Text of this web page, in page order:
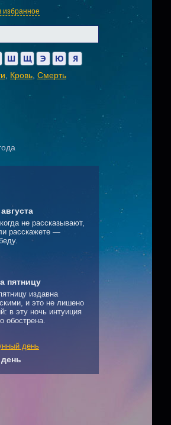
избранное
Ш Щ Э Ю Я
Кровь Смерть
не рассказывают,
расскажете —
пятницу
издавна
и это не лишено
в эту ночь интуиция
обострена.